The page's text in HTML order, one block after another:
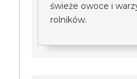
świeże owoce i
rolników.